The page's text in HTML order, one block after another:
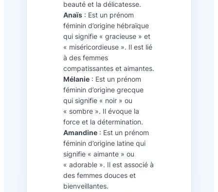
beauté et la délicatesse.
Anaïs: Est un prénom
féminin d’origine hébraïque
qui signifie « gracieuse » et
« miséricordieuse ». Il est lié
à des femmes
compatissantes et aimantes.
Mélanie: Est un prénom
féminin d’origine grecque
qui signifie « noir » ou
« sombre ». Il évoque la
force et la détermination.
Amandine: Est un prénom
féminin d’origine latine qui
signifie « aimante » ou
« adorable ». Il est associé à
des femmes douces et
bienveillantes.